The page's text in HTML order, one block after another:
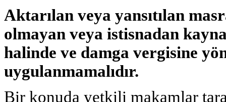
Aktarılan veya yansıtılan
olmayan veya istisnadan
halinde ve damga vergisine
uygulanmamalıdır.
Bir konuda yetkili makamlar